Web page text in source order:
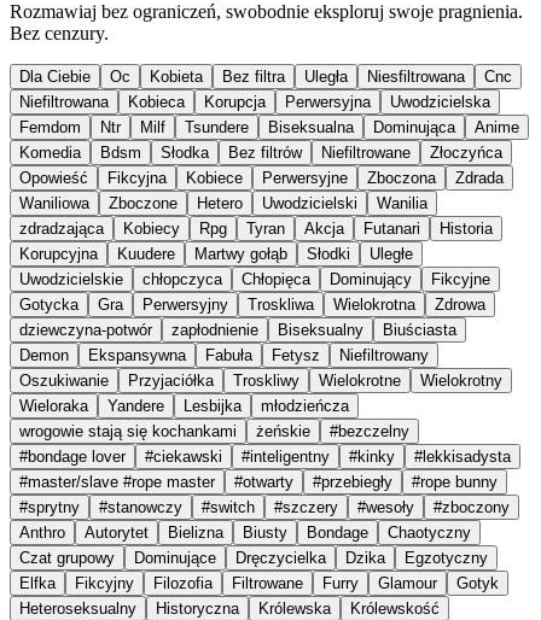
Rozmawiaj bez ograniczeń, swobodnie eksploruj swoje pragnienia.
Bez cenzury.
Dla Ciebie Oc Kobieta Bez filtra Uległa Niesfiltrowana
Cnc
Niefiltrowana
Kobieca Korupcja Perwersyjna
Uwodzicielska
Femdom
Ntr Milf Tsundere Biseksualna Dominująca
Anime
Komedia
Bdsm Słodka Bez filtrów Niefiltrowane
Złoczyńca
Opowieść
Fikcyjna Kobiece Perwersyjne Zboczona
Zdrada
Waniliowa
Zboczone Hetero Uwodzicielski
Wanilia
zdradzająca
Kobiecy Rpg Tyran Akcja Futanari
Historia
Korupcyjna
Kuudere Martwy gołąb Słodki
Uległe
Uwodzicielskie
chłopczyca Chłopięca Dominujący
Fikcyjne
Gotycka
Gra Perwersyjny Troskliwa Wielokrotna
Zdrowa
dziewczyna-potwór
zapłodnienie Biseksualny
Biuściasta
Demon
Ekspansywna Fabuła Fetysz
Niefiltrowany
Oszukiwanie
Przyjaciółka Troskliwy Wielokrotne
Wielokrotny
Wieloraka
Yandere Lesbijka
młodzieńcza
wrogowie stają się kochankami
żeńskie
#bezczelny
#bondage lover
#ciekawski #inteligentny #kinky
#lekkisadysta
#master/slave #rope master
#otwarty #przebiegły
#rope bunny
#sprytny
#stanowczy #switch #szczery #wesoły
#zboczony
Anthro
Autorytet Bielizna Biusty Bondage
Chaotyczny
Czat grupowy
Dominujące Dręczycielka Dzika
Egzotyczny
Elfka
Fikcyjny Filozofia Filtrowane Furry Glamour
Gotyk
Heteroseksualny
Historyczna Królewska
Królewskość